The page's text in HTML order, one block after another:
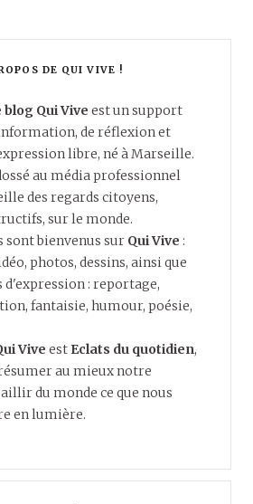
DE QUI VIVE !
blog Qui Vive est un support
de réflexion et
libre, né à Marseille.
au média professionnel
des regards citoyens,
sur le monde.
sont bienvenus sur Qui Vive :
photos, dessins, ainsi que
: reportage,
fantaisie, humour, poésie,
Vive est Eclats du quotidien,
au mieux notre
du monde ce que nous
en lumière.